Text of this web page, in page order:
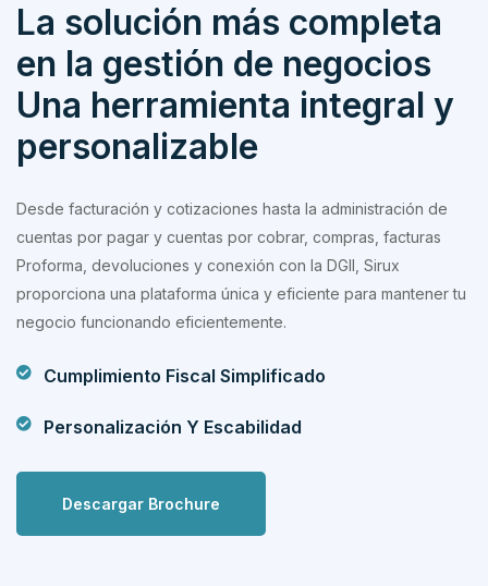
La solución más completa
en la gestión de negocios
Una herramienta integral y
personalizable
Desde facturación y cotizaciones hasta la administración de
cuentas por pagar y cuentas por cobrar, compras, facturas
Proforma, devoluciones y conexión con la DGII, Sirux
proporciona una plataforma única y eficiente para mantener tu
negocio funcionando eficientemente.
Cumplimiento Fiscal Simplificado
Personalización Y Escabilidad
Descargar Brochure